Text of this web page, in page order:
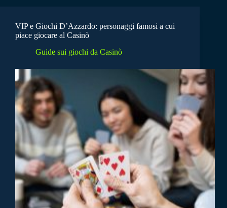
VIP e Giochi D’Azzardo: personaggi famosi a cui
piace giocare al Casinò
Guide sui giochi da Casinò